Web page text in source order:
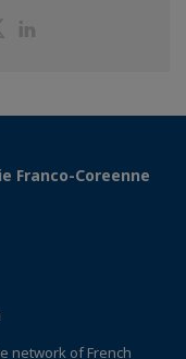
Share
Franco-Coreenne
network of French